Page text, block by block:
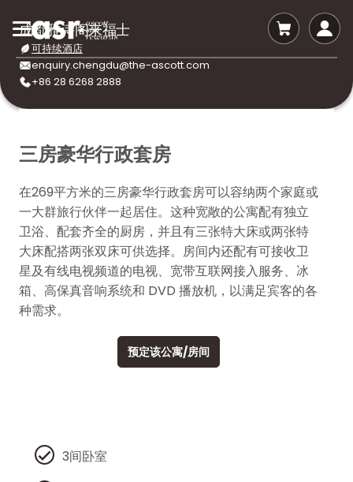
成都雅诗阁来福士
可持续酒店
enquiry.chengdu@the-ascott.com
+86 28 6268 2888
三房豪华行政套房
在269平方米的三房豪华行政套房可以容纳两个家庭或
一大群旅行伙伴一起居住。这种宽敞的公寓配有独立
卫浴、配套齐全的厨房，并且有三张特大床或两张特
大床配搭两张双床可供选择。房间内还配有可接收卫
星及有线电视频道的电视、宽带互联网接入服务、冰
箱、高保真音响系统和 DVD 播放机，以满足宾客的各
种需求。
预定该公寓/房间
3间卧室